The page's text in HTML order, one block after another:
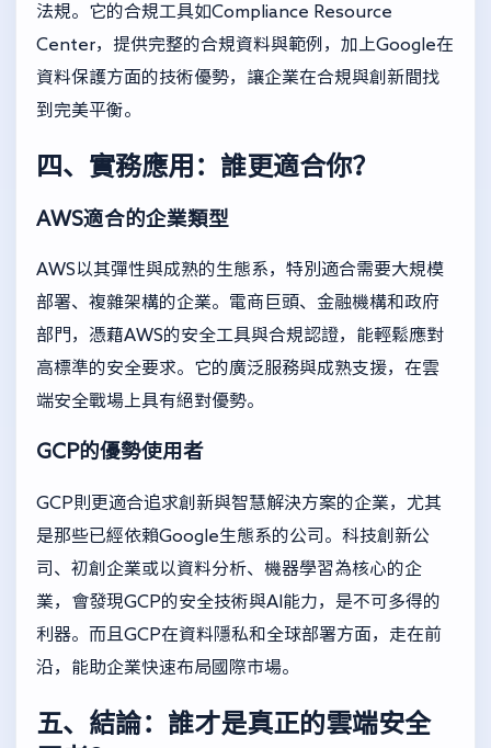
法規。它的合規工具如Compliance Resource
Center，提供完整的合規資料與範例，加上Google在
資料保護方面的技術優勢，讓企業在合規與創新間找
到完美平衡。
四、實務應用：誰更適合你？
AWS適合的企業類型
AWS以其彈性與成熟的生態系，特別適合需要大規模
部署、複雜架構的企業。電商巨頭、金融機構和政府
部門，憑藉AWS的安全工具與合規認證，能輕鬆應對
高標準的安全要求。它的廣泛服務與成熟支援，在雲
端安全戰場上具有絕對優勢。
GCP的優勢使用者
GCP則更適合追求創新與智慧解決方案的企業，尤其
是那些已經依賴Google生態系的公司。科技創新公
司、初創企業或以資料分析、機器學習為核心的企
業，會發現GCP的安全技術與AI能力，是不可多得的
利器。而且GCP在資料隱私和全球部署方面，走在前
沿，能助企業快速布局國際市場。
五、結論：誰才是真正的雲端安全